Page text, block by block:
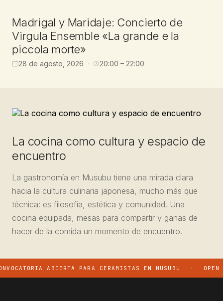
Madrigal y Maridaje: Concierto de
Virgula Ensemble «La grande e la
piccola morte»
28 de agosto, 2026 20:00 – 22:00
La cocina como cultura y espacio de
encuentro
La gastronomía en Musubu tiene una mirada clara
hacia la cultura culinaria japonesa, mucho más que
técnica: es filosofía, estética y comunidad. Una
cocina equipada, mesas para compartir y ganas de
hacer de la comida un momento de encuentro.
ABIERTA PARA CERAMISTAS EN MUSUBU OPEN